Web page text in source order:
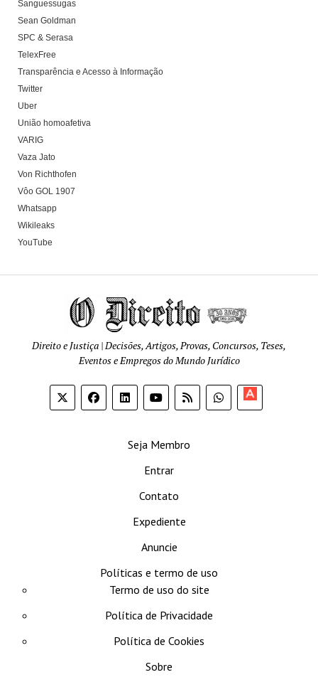
Sanguessugas
Sean Goldman
SPC & Serasa
TelexFree
Transparência e Acesso à Informação
Twitter
Uber
União homoafetiva
VARIG
Vaza Jato
Von Richthofen
Vôo GOL 1907
Whatsapp
Wikileaks
YouTube
Direito e Justiça | Decisões, Artigos, Provas, Concursos, Teses,
Eventos e Empregos do Mundo Jurídico
Seja Membro
Entrar
Contato
Expediente
Anuncie
Políticas e termo de uso
Termo de uso do site
Política de Privacidade
Política de Cookies
Sobre